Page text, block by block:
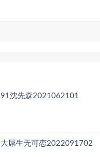
91沈先森2021062101
大屌生无可恋2022091702